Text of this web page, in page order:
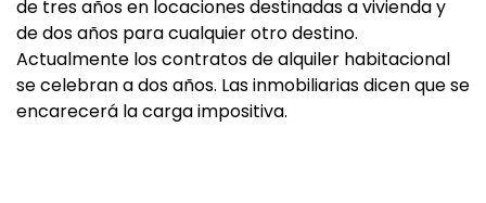
de tres años en locaciones destinadas a vivienda y
de dos años para cualquier otro destino.
Actualmente los contratos de alquiler habitacional
se celebran a dos años. Las inmobiliarias dicen que se
encarecerá la carga impositiva.